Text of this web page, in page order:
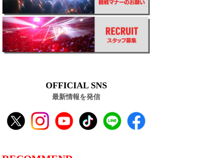
OFFICIAL SNS
最新情報を発信